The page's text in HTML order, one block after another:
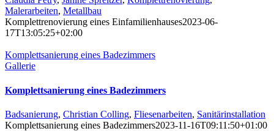
Malerarbeiten, Metallbau
Komplettrenovierung eines Einfamilienhauses2023-06-
17T13:05:25+02:00
Komplettsanierung eines Badezimmers
Gallerie
Komplettsanierung eines Badezimmers
Badsanierung, Christian Colling, Fliesenarbeiten, Sanitärinstallation
Komplettsanierung eines Badezimmers2023-11-16T09:11:50+01:00